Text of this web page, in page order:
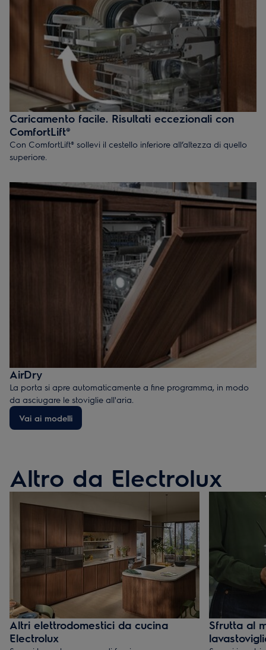
Caricamento facile. Risultati eccezionali con
ComfortLift®
Con ComfortLift® sollevi il cestello inferiore all’altezza di quello
superiore.
AirDry
La porta si apre automaticamente a fine programma, in modo
da asciugare le stoviglie all'aria.
Vai ai modelli
Altro da Electrolux
Altri elettrodomestici da cucina
Electrolux
Sfrutta al